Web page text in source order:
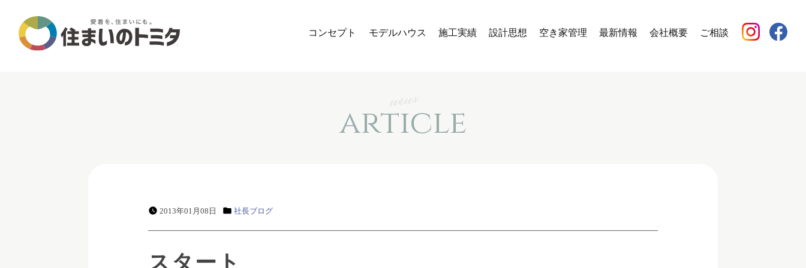
コンセプト モデルハウス 施工実績 設計思想 空き家管理 最新情報 会社概要 ご相談
article
2013年01月08日 社長ブログ
スタート